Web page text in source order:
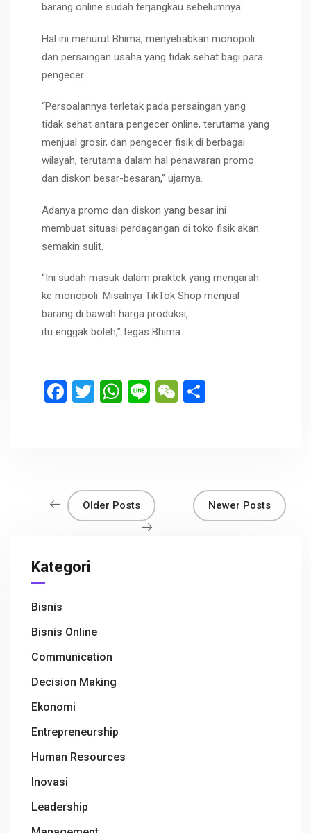
barang online sudah terjangkau sebelumnya.
Hal ini menurut Bhima, menyebabkan monopoli
dan persaingan usaha yang tidak sehat bagi para
pengecer.
“Persoalannya terletak pada persaingan yang
tidak sehat antara pengecer online, terutama yang
menjual grosir, dan pengecer fisik di berbagai
wilayah, terutama dalam hal penawaran promo
dan diskon besar-besaran,” ujarnya.
Adanya promo dan diskon yang besar ini
membuat situasi perdagangan di toko fisik akan
semakin sulit.
“Ini sudah masuk dalam praktek yang mengarah
ke monopoli. Misalnya TikTok Shop menjual
barang di bawah harga produksi,
itu enggak boleh,” tegas Bhima.
F
o
k
T
W
p
p
Li
W
Older Posts Newer Posts
Kategori
Bisnis
Bisnis Online
Communication
Decision Making
Ekonomi
Entrepreneurship
Human Resources
Inovasi
Leadership